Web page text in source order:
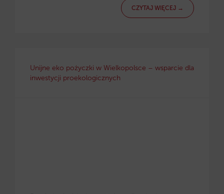
CZYTAJ WIĘCEJ →
Unijne eko pożyczki w Wielkopolsce – wsparcie dla
inwestycji proekologicznych